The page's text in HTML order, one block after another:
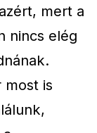
mert a
nincs elég
most is